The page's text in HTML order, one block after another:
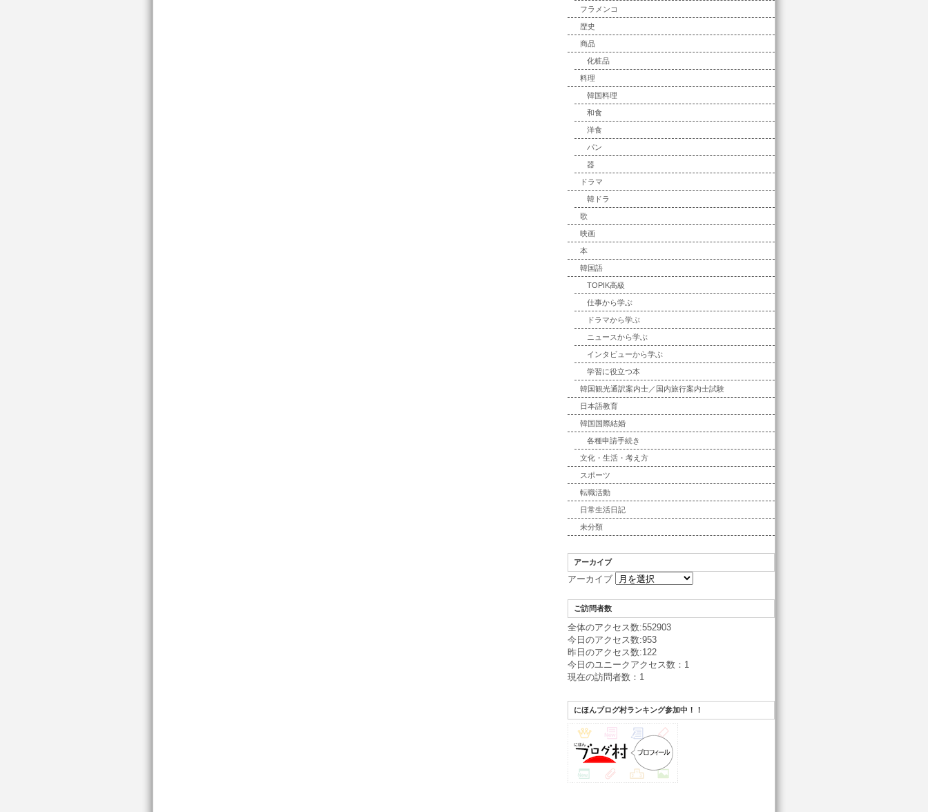
フラメンコ
歴史
商品
化粧品
料理
韓国料理
和食
洋食
パン
器
ドラマ
韓ドラ
歌
映画
本
韓国語
TOPIK高級
仕事から学ぶ
ドラマから学ぶ
ニュースから学ぶ
インタビューから学ぶ
学習に役立つ本
韓国観光通訳案内士／国内旅行案内士試験
日本語教育
韓国国際結婚
各種申請手続き
文化・生活・考え方
スポーツ
転職活動
日常生活日記
未分類
アーカイブ
アーカイブ
ご訪問者数
全体のアクセス数:552903
今日のアクセス数:953
昨日のアクセス数:122
今日のユニークアクセス数：1
現在の訪問者数：1
にほんブログ村ランキング参加中！！